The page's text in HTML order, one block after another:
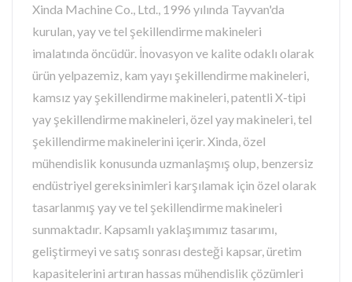
Xinda Machine Co., Ltd., 1996 yılında Tayvan'da
kurulan, yay ve tel şekillendirme makineleri
imalatında öncüdür. İnovasyon ve kalite odaklı olarak
ürün yelpazemiz, kam yayı şekillendirme makineleri,
kamsız yay şekillendirme makineleri, patentli X-tipi
yay şekillendirme makineleri, özel yay makineleri, tel
şekillendirme makinelerini içerir. Xinda, özel
mühendislik konusunda uzmanlaşmış olup, benzersiz
endüstriyel gereksinimleri karşılamak için özel olarak
tasarlanmış yay ve tel şekillendirme makineleri
sunmaktadır. Kapsamlı yaklaşımımız tasarımı,
geliştirmeyi ve satış sonrası desteği kapsar, üretim
kapasitelerini artıran hassas mühendislik çözümleri